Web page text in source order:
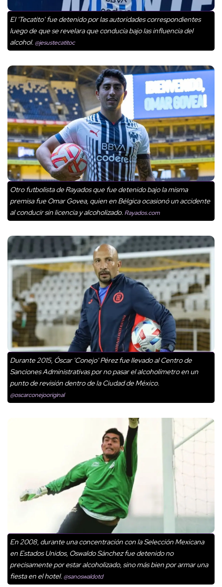
El 'Tecatito' fue detenido por las autoridades correspondientes
luego de que se revelara que conducía bajo las influencia del
alcohol. @jesustecatitoc
Otro futbolista de Rayados que fue detenido bajo la misma
premisa fue Omar Govea, quien en Bélgica ocasionó un accidente
al conducir sin licencia y alcoholizado. Rayados.com
Durante 2015, Óscar 'Conejo' Pérez fue llevado al Centro de
Sanciones Administrativas por no pasar el alcoholímetro en un
punto de revisión dentro de la Ciudad de México.
@oscarconejooriginal
En 2008, durante una concentración con la Selección Mexicana
en Estados Unidos, Oswaldo Sánchez fue detenido no
precisamente por estar alcoholizado, sino más bien por armar una
fiesta en el hotel. @sanoswaldotd